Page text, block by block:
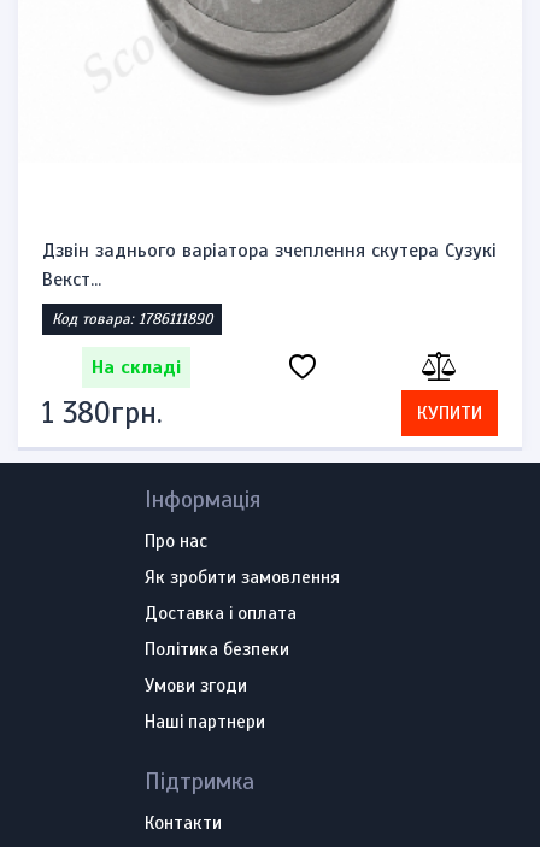
Дзвін заднього варіатора зчеплення скутера Сузукі
Векст...
Код товара: 1786111890
На складі
1 380грн. КУПИТИ
Інформація
Про нас
Як зробити замовлення
Доставка і оплата
Політика безпеки
Умови згоди
Наші партнери
Підтримка
Контакти